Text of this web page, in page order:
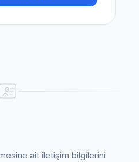
ait iletişim bilgilerini